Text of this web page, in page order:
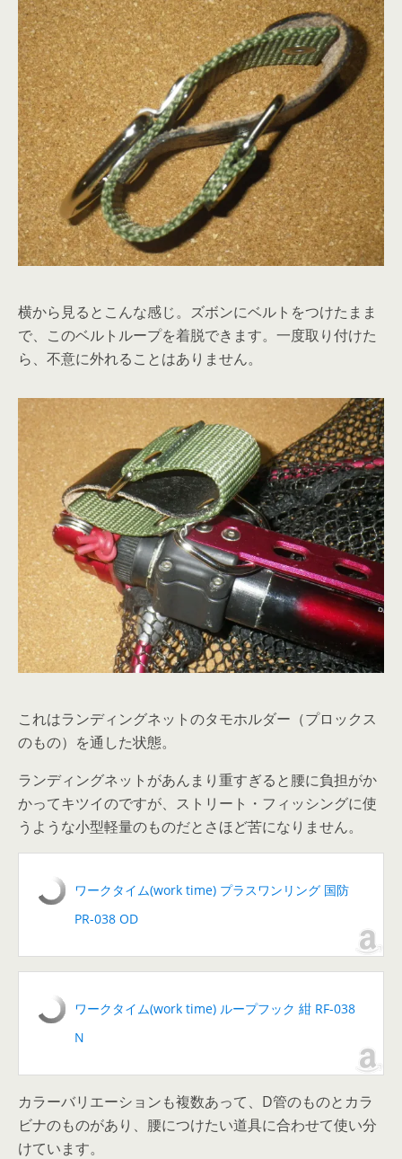
横から見るとこんな感じ。ズボンにベルトをつけたまま
で、このベルトループを着脱できます。一度取り付けた
ら、不意に外れることはありません。
これはランディングネットのタモホルダー（プロックス
のもの）を通した状態。
ランディングネットがあんまり重すぎると腰に負担がか
かってキツイのですが、ストリート・フィッシングに使
うような小型軽量のものだとさほど苦になりません。
ワークタイム(work time) プラスワンリング 国防
PR-038 OD
ワークタイム(work time) ループフック 紺 RF-038
N
カラーバリエーションも複数あって、D管のものとカラ
ビナのものがあり、腰につけたい道具に合わせて使い分
けています。